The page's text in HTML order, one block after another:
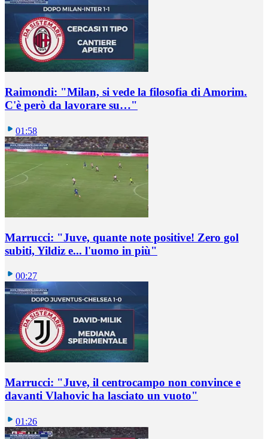
Raimondi: "Milan, si vede la filosofia di Amorim.
C'è però da lavorare su…"
01:58
Marrucci: "Juve, quante note positive! Zero gol
subiti, Yildiz e... l'uomo in più"
00:27
Marrucci: "Juve, il centrocampo non convince e
davanti Vlahovic ha lasciato un vuoto"
01:26